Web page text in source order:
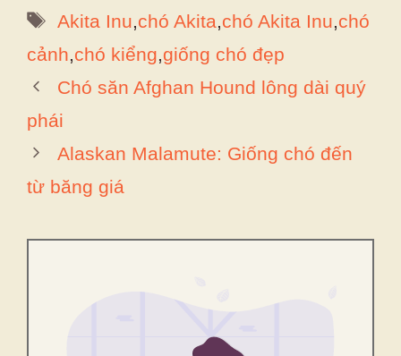
mục
Thẻ
Akita Inu chó Akita chó Akita Inu chó
cảnh chó kiểng giống chó đẹp
Chó săn Afghan Hound lông dài quý
phái
Alaskan Malamute: Giống chó đến
từ băng giá